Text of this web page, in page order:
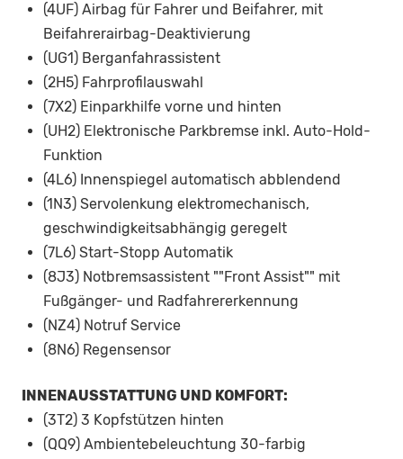
(4UF) Airbag für Fahrer und Beifahrer, mit
Beifahrerairbag-Deaktivierung
(UG1) Berganfahrassistent
(2H5) Fahrprofilauswahl
(7X2) Einparkhilfe vorne und hinten
(UH2) Elektronische Parkbremse inkl. Auto-Hold-
Funktion
(4L6) Innenspiegel automatisch abblendend
(1N3) Servolenkung elektromechanisch,
geschwindigkeitsabhängig geregelt
(7L6) Start-Stopp Automatik
(8J3) Notbremsassistent ""Front Assist"" mit
Fußgänger- und Radfahrererkennung
(NZ4) Notruf Service
(8N6) Regensensor
INNENAUSSTATTUNG UND KOMFORT:
(3T2) 3 Kopfstützen hinten
(QQ9) Ambientebeleuchtung 30-farbig